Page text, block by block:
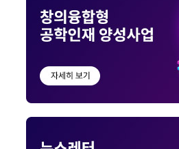
Planning 및 ANN 기반 신호원 Localization 알고리즘 구현 /
산업체연계형